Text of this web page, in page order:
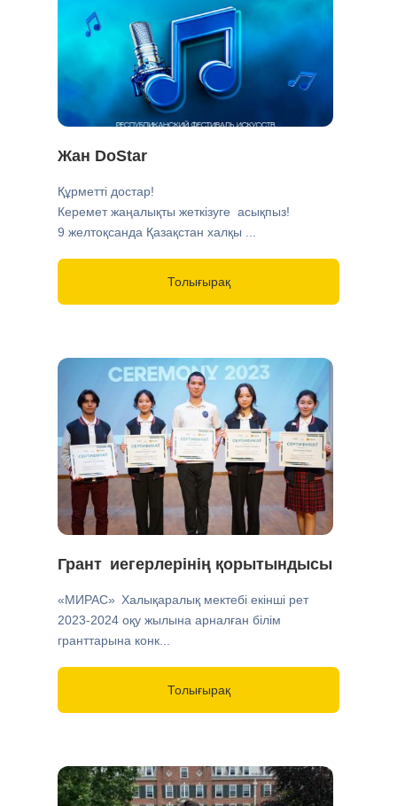
Жан DoStar
Құрметті достар!
Керемет жаңалықты жеткізуге асықпыз!
9 желтоқсанда Қазақстан халқы ...
Толығырақ
Грант иегерлерінің қорытындысы
«МИРАС» Халықаралық мектебі екінші рет
2023-2024 оқу жылына арналған білім
гранттарына конк...
Толығырақ